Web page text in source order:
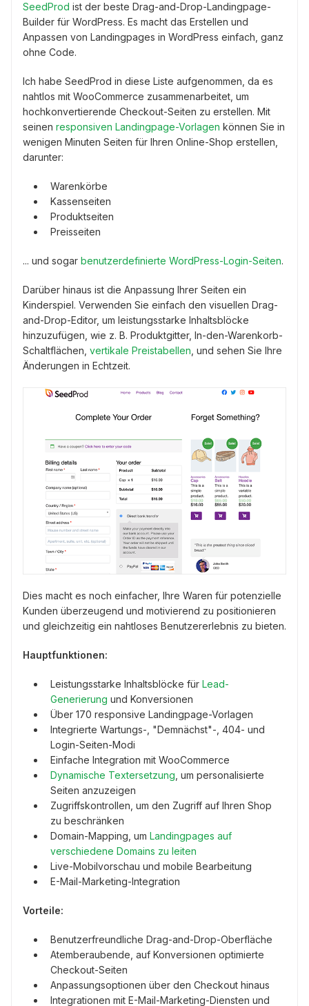
SeedProd ist der beste Drag-and-Drop-Landingpage-
Builder für WordPress. Es macht das Erstellen und
Anpassen von Landingpages in WordPress einfach, ganz
ohne Code.
Ich habe SeedProd in diese Liste aufgenommen, da es
nahtlos mit WooCommerce zusammenarbeitet, um
hochkonvertierende Checkout-Seiten zu erstellen. Mit
seinen responsiven Landingpage-Vorlagen können Sie in
wenigen Minuten Seiten für Ihren Online-Shop erstellen,
darunter:
Warenkörbe
Kassenseiten
Produktseiten
Preisseiten
... und sogar benutzerdefinierte WordPress-Login-Seiten.
Darüber hinaus ist die Anpassung Ihrer Seiten ein
Kinderspiel. Verwenden Sie einfach den visuellen Drag-
and-Drop-Editor, um leistungsstarke Inhaltsblöcke
hinzuzufügen, wie z. B. Produktgitter, In-den-Warenkorb-
Schaltflächen, vertikale Preistabellen , und sehen Sie Ihre
Änderungen in Echtzeit.
Dies macht es noch einfacher, Ihre Waren für potenzielle
Kunden überzeugend und motivierend zu positionieren
und gleichzeitig ein nahtloses Benutzererlebnis zu bieten.
Hauptfunktionen:
Leistungsstarke Inhaltsblöcke für Lead-
Generierung und Konversionen
Über 170 responsive Landingpage-Vorlagen
Integrierte Wartungs-, "Demnächst"-, 404- und
Login-Seiten-Modi
Einfache Integration mit WooCommerce
Dynamische Textersetzung , um personalisierte
Seiten anzuzeigen
Zugriffskontrollen, um den Zugriff auf Ihren Shop
zu beschränken
Domain-Mapping, um Landingpages auf
verschiedene Domains zu leiten
Live-Mobilvorschau und mobile Bearbeitung
E-Mail-Marketing-Integration
Vorteile:
Benutzerfreundliche Drag-and-Drop-Oberfläche
Atemberaubende, auf Konversionen optimierte
Checkout-Seiten
Anpassungsoptionen über den Checkout hinaus
Integrationen mit E-Mail-Marketing-Diensten und